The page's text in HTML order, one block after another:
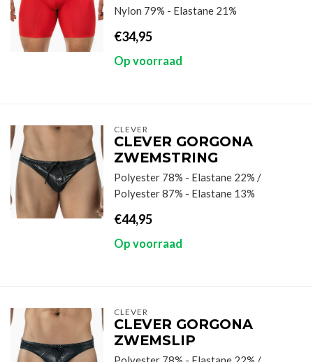
Nylon 79% - Elastane 21%
€34,95
Op voorraad
CLEVER
CLEVER GORGONA
ZWEMSTRING
Polyester 78% - Elastane 22% /
Polyester 87% - Elastane 13%
€44,95
Op voorraad
CLEVER
CLEVER GORGONA
ZWEMSLIP